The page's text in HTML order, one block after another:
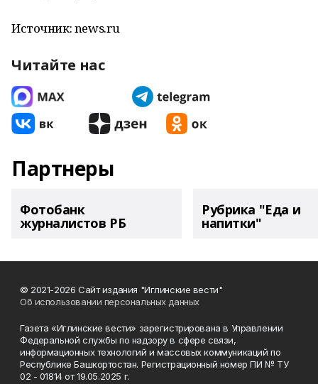
Источник: news.ru
Читайте нас
Партнеры
Фотобанк
журналистов РБ
Рубрика "Еда и
напитки"
© 2021-2026 Сайт издания "Иглинские вести"
Об использовании персональных данных
Газета «Иглинские вести» зарегистрирована в Управлении
Федеральной службы по надзору в сфере связи,
информационных технологий и массовых коммуникаций по
Республике Башкортостан. Регистрационный номер ПИ № ТУ
02 - 01814 от 19.05.2025 г.